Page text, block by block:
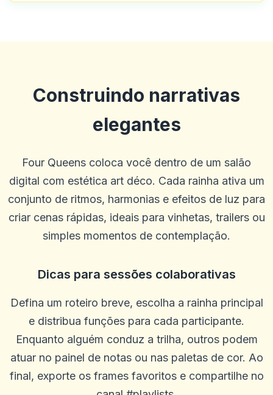
Construindo narrativas
elegantes
Four Queens coloca você dentro de um salão
digital com estética art déco. Cada rainha ativa um
conjunto de ritmos, harmonias e efeitos de luz para
criar cenas rápidas, ideais para vinhetas, trailers ou
simples momentos de contemplação.
Dicas para sessões colaborativas
Defina um roteiro breve, escolha a rainha principal
e distribua funções para cada participante.
Enquanto alguém conduz a trilha, outros podem
atuar no painel de notas ou nas paletas de cor. Ao
final, exporte os frames favoritos e compartilhe no
2025-10-22 03:17:18
0
B
2025-10-15 07:14:11
uauoooo!!!
É incrível, ganhe muito dinheiro
2025-10-01 07:09:57
Só posso recomendar que não há problemas e o dinheiro é pago em
um dia em um dia
0 0
Alexander Kutscher
2025-09-29 00:46:41